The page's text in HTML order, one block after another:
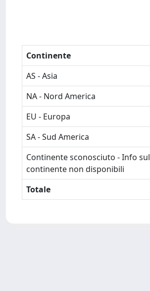
Continente
AS - Asia
NA - Nord America
EU - Europa
SA - Sud America
Continente sconosciuto - Info sul
continente non disponibili
Totale